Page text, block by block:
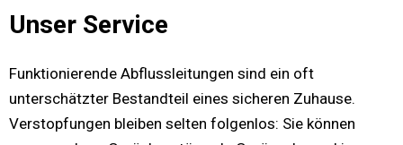
Unser Service
Funktionierende Abflussleitungen sind ein oft
unterschätzter Bestandteil eines sicheren Zuhause.
Verstopfungen bleiben selten folgenlos: Sie können